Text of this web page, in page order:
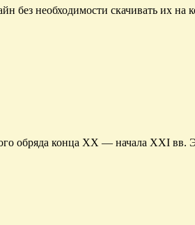
без необходимости скачивать их на
обряда конца XX — начала XXI